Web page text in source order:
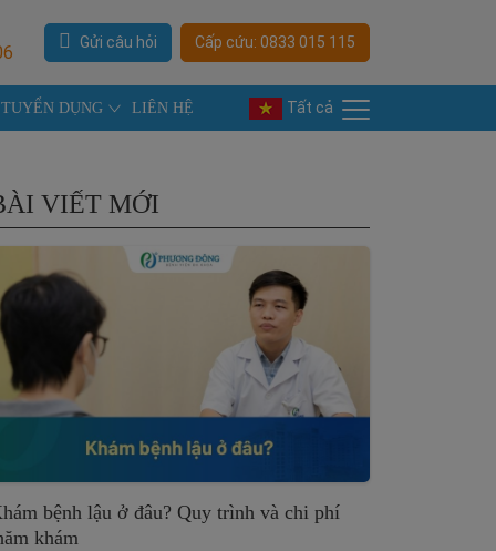
Gửi câu hỏi Cấp cứu: 0833 015 115
TUYỂN DỤNG LIÊN HỆ Tất cả
VIẾT MỚI
bệnh lậu ở đâu? Quy trình và chi phí
khám